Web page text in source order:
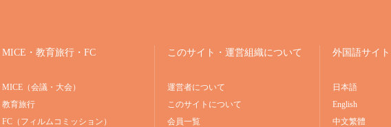
MICE・教育旅行・FC
MICE（会議・大会）
教育旅行
FC（フィルムコミッション）
このサイト・運営組織について
運営者について
このサイトについて
会員一覧
外国語サイト
日本語
English
中文繁體